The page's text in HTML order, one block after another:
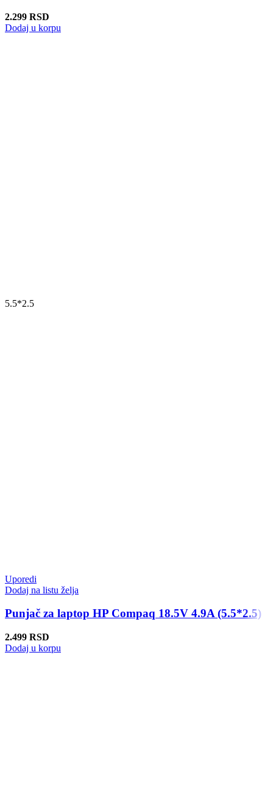
2.299 RSD
Dodaj u korpu
5.5*2.5
Uporedi
Dodaj na listu želja
Punjač za laptop HP Compaq 18.5V 4.9A (5.5*2.5)
2.499 RSD
Dodaj u korpu